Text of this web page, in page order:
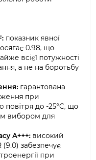
показник явної
0.98, що
всієї потужності
а не на боротьбу
гарантована
при
повітря до -25°C, що
вибором для
A+++: високий
(9.0) забезпечує
при